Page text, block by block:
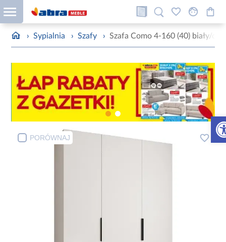
› Sypialnia › Szafy › Szafa Como 4-160 (40) biały/
PORÓWNAJ